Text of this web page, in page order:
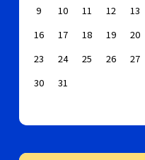
9
10 11 12 13
16
17 18 19 20
23
24 25 26 27
30
31